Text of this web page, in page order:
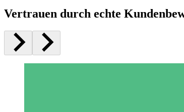
Vertrauen durch echte